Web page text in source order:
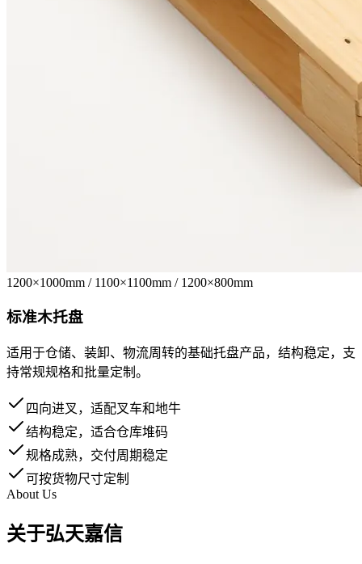
1200×1000mm / 1100×1100mm / 1200×800mm
标准木托盘
适用于仓储、装卸、物流周转的基础托盘产品，结构稳定，支
持常规规格和批量定制。
四向进叉，适配叉车和地牛
结构稳定，适合仓库堆码
规格成熟，交付周期稳定
可按货物尺寸定制
About Us
关于弘天嘉信